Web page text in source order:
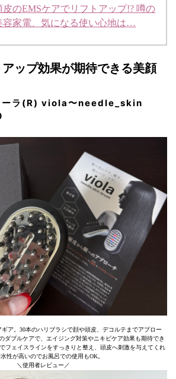
皮のEMSケアでリフトアップ!? 噂の
容家電、気になる使い心地は…
ップ効果が期待できる美顔
ーラ(R) viola〜needle_skin
ア。30本のハリブラシで顔や頭皮、デコルテまでアプロー
ダブルケアで、エイジング対策やニキビケア効果も期待でき
フェイスラインをすっきりと整え、頭皮へ刺激を与えてくれ
性が高いのでお風呂での使用もOK。
＼使用者レビュー／